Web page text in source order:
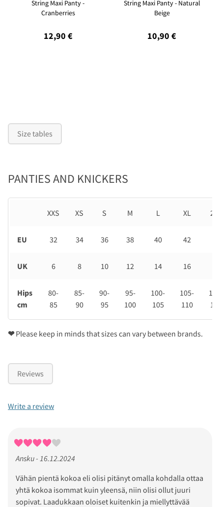
String Maxi Panty -
Cranberries
12,90 €
String Maxi Panty - Natural
Beige
10,90 €
Size tables
PANTIES AND KNICKERS
XXS XS S M L XL
EU 32 34 36 38 40 42
UK 6 8 10 12 14 16
Hips
cm
80-
85
85-
90
90-
95
95-
100
100-
105
105-
110
❤Please keep in minds that sizes can vary between brands.
Reviews
Write a review
Ansku - 16.12.2024
Vähän pientä kokoa eli olisi pitänyt omalla kohdalla ottaa
yhtä kokoa isommat kuin yleensä, niin olisi ollut juuri
sopivat. Laadukkaan oloiset kuitenkin ja miellyttävää